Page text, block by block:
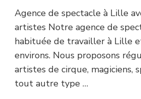
Agence de spectacle à Lille
artistes Notre agence de
habituée de travailler à Lille
environs. Nous proposons
artistes de cirque, magiciens,
tout autre type …